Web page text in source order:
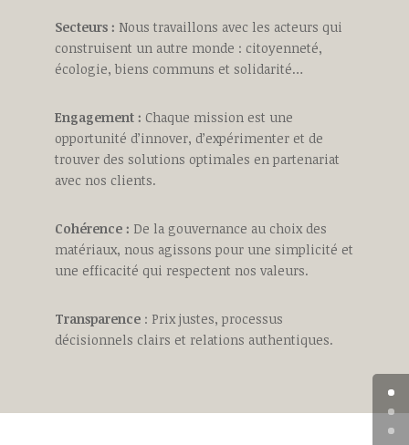
Secteurs : Nous travaillons avec les acteurs qui
construisent un autre monde : citoyenneté,
écologie, biens communs et solidarité…
Engagement : Chaque mission est une
opportunité d’innover, d’expérimenter et de
trouver des solutions optimales en partenariat
avec nos clients.
Cohérence : De la gouvernance au choix des
matériaux, nous agissons pour une simplicité et
une efficacité qui respectent nos valeurs.
Transparence: Prix justes, processus
décisionnels clairs et relations authentiques.